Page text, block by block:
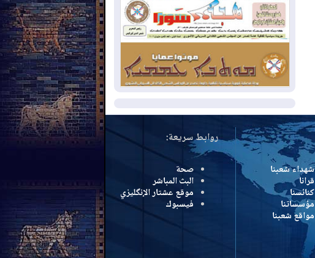
2026-08-02مشروع "حسابي" يُمهل
الموظفين حتى نهاية أغسطس لاستلام
بطاقاتهم المصرفية
2026-08-02دمشق وعمّان تحذران بغداد:
أي هجوم من أراضي العراق سيواجه برد
المزيد
شهداء شعبنا
قرانا
كنائسنا
مؤسساتنا
مواقع شعبنا
روابط سريعة:
صحة
البث المباشر
موقع عشتار الإنگليزي
فيسبوك